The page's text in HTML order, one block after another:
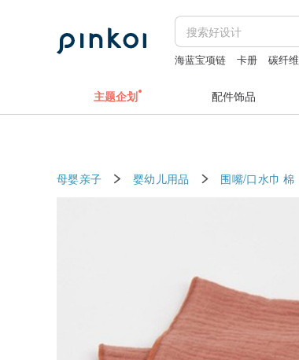
海蓝宝项链 卡册 碳纤维
主题企划 配件饰品
母婴亲子 婴幼儿用品 围嘴/口水巾 棉